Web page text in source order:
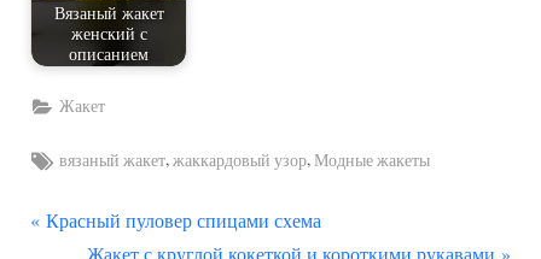
Вязаный жакет
женский с
описанием
Жакет
Tags:
вязаный жакет,жаккардовый узор,Модные жакеты
Навигация
П
Красный пуловер спицами схема
С
Жакет с круглой кокеткой и короткими рукавами